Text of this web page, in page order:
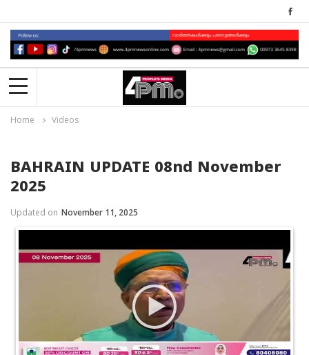
Home Videos
BAHRAIN UPDATE 08nd November
2025
Updated on November 11, 2025